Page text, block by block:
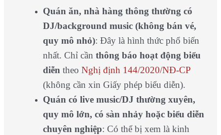
Quán ăn, nhà hàng thông thường có
DJ/background music (không bán vé,
quy mô nhỏ): Đây là hình thức phổ biến
nhất. Chỉ cần thông báo hoạt động biểu
diễntheo Nghị định 144/2020/NĐ-CP
(không cần xin Giấy phép biểu diễn).
Quán có live music/DJ thường xuyên,
quy mô lớn, có sàn nhảy hoặc biểu diễn
chuyên nghiệp: Có thể bị xem là kinh